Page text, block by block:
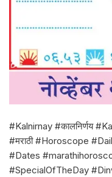
#Kalnirnay #कालनिर्णय
#मराठी #Horoscope
#Dates
#SpecialOfTheDay